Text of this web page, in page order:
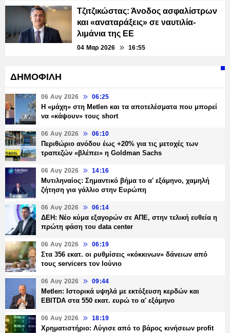
Τζιτζικώστας: Άνοδος ασφαλίστρων
και «αναταράξεις» σε ναυτιλία-
λιμάνια της ΕΕ
04 Μαρ 2026 16:55
ΔΗΜΟΦΙΛΗ
06 Αυγ 2026 06:25
H «μάχη» στη Metlen και τα αποτελέσματα που μπορεί
να «κάψουν» τους short
06 Αυγ 2026 06:10
Περιθώριο ανόδου έως +20% για τις μετοχές των
τραπεζών «βλέπει» η Goldman Sachs
06 Αυγ 2026 14:16
Μυτιληναίος: Σημαντικό βήμα το α' εξάμηνο, χαμηλή
ζήτηση για γάλλιο στην Ευρώπη
06 Αυγ 2026 06:14
ΔΕΗ: Νέο κύμα εξαγορών σε ΑΠΕ, στην τελική ευθεία η
πρώτη φάση του data center
06 Αυγ 2026 06:19
Στα 356 εκατ. οι ρυθμίσεις «κόκκινων» δάνειων από
τους servicers τον Ιούνιο
06 Αυγ 2026 09:44
Metlen: Ιστορικά υψηλά με εκτόξευση κερδών και
EBITDA στα 550 εκατ. ευρώ το α' εξάμηνο
06 Αυγ 2026 18:19
Χρηματιστήριο: Λύγισε από το βάρος κινήσεων profit